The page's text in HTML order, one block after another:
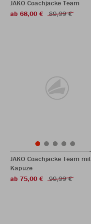
JAKO Coachjacke Team
ab 68,00 €
89,99 €
JAKO Coachjacke Team mit
Kapuze
ab 75,00 €
99,99 €